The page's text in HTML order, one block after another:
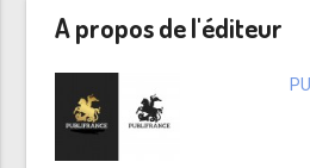
A propos de l'éditeur